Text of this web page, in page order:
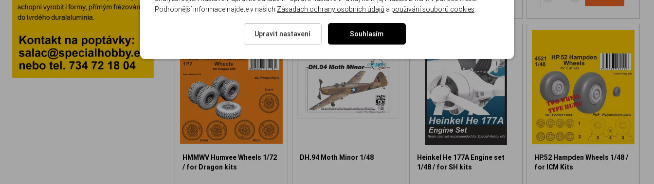
NOVINKA
HMMWV Humvee Wheels 1/72
/ for Dragon kits
NOVINKA
DH.94 Moth Minor 1/48
Heinkel He 177A Engine set
1/48 / for SH kits
HP.52 Hampden Wheels 1/48 /
for ICM Kits
Podrobnější informace najdete v našich Zásadách ochrany osobních údajů a používání souborů cookies.
Upravit nastavení Souhlasím